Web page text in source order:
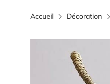
Accueil Décoration